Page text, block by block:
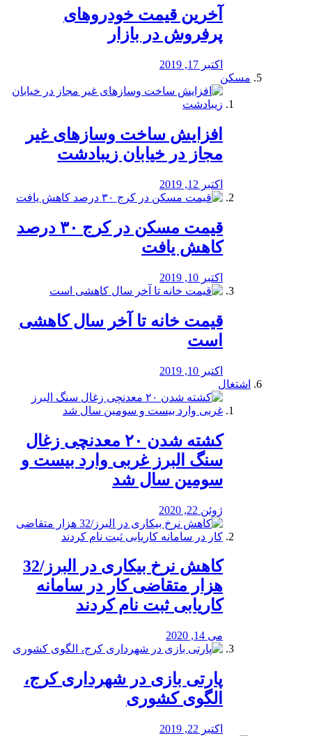
آخرین قیمت خودرو‌های
پرفروش در بازار
اکتبر 17, 2019
مسکن
افزایش ساخت وسازهای غیر
مجاز در خیابان زیبادشت
اکتبر 12, 2019
️قیمت مسکن در کرج ۳۰ درصد
کاهش یافت
اکتبر 10, 2019
قیمت خانه تا آخر سال کاهشی
است
اکتبر 10, 2019
اشتغال
کشته شدن ۲۰ معدنچی زغال
سنگ البرز غربی وارد بیست و
سومین سال شد
ژوئن 22, 2020
کاهش نرخ بیکاری در البرز/32
هزار متقاضی کار در سامانه
کاریابی ثبت نام کردند
می 14, 2020
پارتی بازی در شهرداری کرج،
الگوی کشوری
اکتبر 22, 2019